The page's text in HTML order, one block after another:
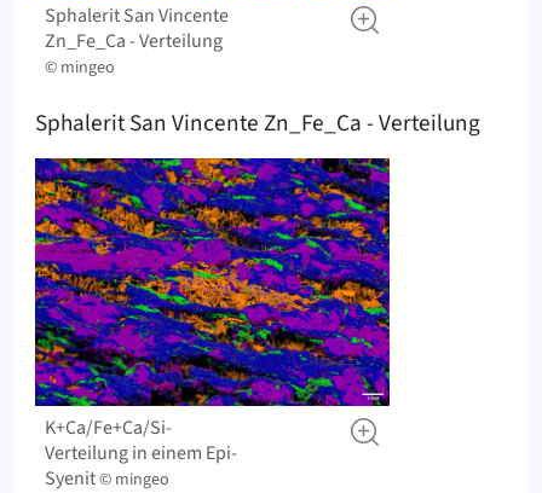
Sphalerit San Vincente
Zn_Fe_Ca - Verteilung
© mingeo
Sphalerit San Vincente Zn_Fe_Ca - Verteilung
K+Ca/Fe+Ca/Si-
Verteilung in einem Epi-
Syenit© mingeo